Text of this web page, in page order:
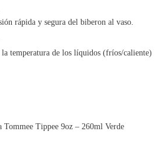
rápida y segura del biberon al vaso.
temperatura de los líquidos (fríos/caliente)
Tippee 9oz – 260ml Verde